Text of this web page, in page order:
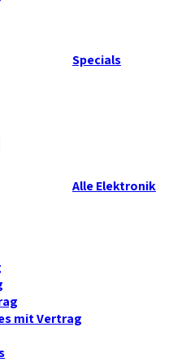
Specials
Alle Elektronik
mit Vertrag